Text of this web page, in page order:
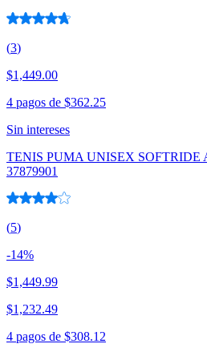
(3)
$1,449.00
4 pagos de $362.25
Sin intereses
TENIS PUMA UNISEX SOFTRIDE
37879901
(5)
-14%
$1,449.99
$1,232.49
4 pagos de $308.12